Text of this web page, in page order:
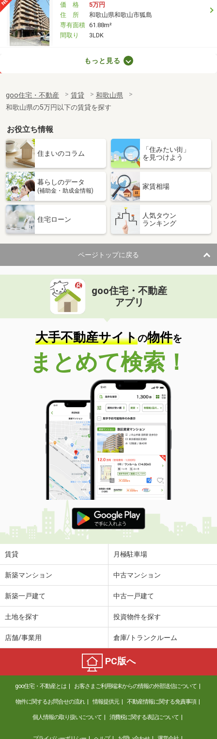
価 格
5万円
住 所
和歌山県和歌山市狐島
専有面積 61.88m²
間取り
3LDK
和歌山県和歌山市木ノ本
専有面積
23.6m²
間取り
1K
和歌山県和歌山市楠見中
価 格
4.50万円
和歌山県和歌山市楠見中
専有面積 22.35m²
間取り
和歌山県和歌山市毛見
住 所
和歌山県和歌山市毛見
専有面積 23.18m²
間取り
1K
和歌山県海南市名高
価 格
住 所
和歌山県海南市名高
専有面積 26.5m²
間取り
ワンルーム
和歌山県和歌山市楠見中
価 格
4.40万円
和歌山県和歌山市楠見中
22.35m²
間取り
1K
和歌山県和歌山市中之島
価 格
4.20万円
住 所
和歌山県和歌山市中之島
専有面積 23.1m²
間取り
1K
和歌山県和歌山市吉原
価 格
5.40万円
住 所
和歌山県和歌山市吉原
専有面積
和歌山県和歌山市松江東４丁目
5.40万円
和歌山県和歌山市秋葉町
3.70万円
住 所
和歌山県和歌山市秋葉町
専有面積 20.28m²
間取り
1K
和歌山県和歌山市大谷
もっと見る
goo住宅・不動産 賃貸
和歌山県
和歌山県の5万円以下の賃貸を探す
お役立ち情報
住まいのコラム
「住みたい街」
を見つけよう
暮らしのデータ
(補助金・助成金情報)
家賃相場
住宅ローン
人気タウン
ランキング
ページトップに戻る
goo住宅・不動産
アプリ
大手不動産サイトの物件を
まとめて検索！
賃貸 月極駐車場
新築マンション 中古マンション
新築一戸建て 中古一戸建て
土地を探す 投資物件を探す
店舗/事業用 倉庫/トランクルーム
PC版へ
goo住宅・不動産とは お客さまご利用端末からの情報の外部送信について
物件に関するお問合せの流れ 情報提供元 不動産情報に関する免責事項
個人情報の取り扱いについて 消費税に関する表記について